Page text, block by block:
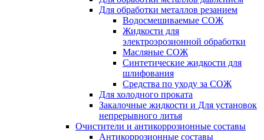
Для обработки металлов резанием
Водосмешиваемые СОЖ
Жидкости для
электроэрозионной обработки
Масляные СОЖ
Синтетические жидкости для
шлифования
Средства по уходу за СОЖ
Для холодного проката
Закалочные жидкости и Для установок
непрерывного литья
Очистители и антикоррозионные составы
Антикоррозионные составы